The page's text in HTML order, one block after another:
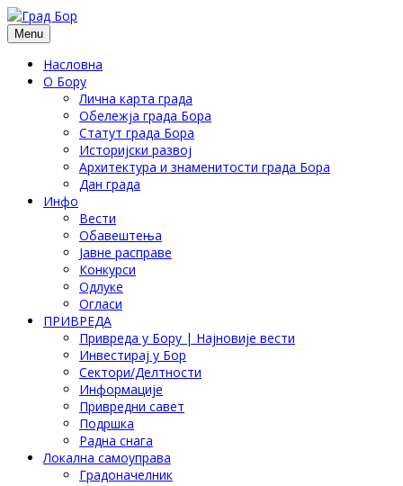
Menu
Насловна
О Бору
Лична карта града
Обележја града Бора
Статут града Бора
Историјски развој
Архитектура и знаменитости града Бора
Дан града
Инфо
Вести
Обавештења
Јавне расправе
Конкурси
Одлуке
Огласи
ПРИВРЕДА
Привреда у Бору | Најновије вести
Инвестирај у Бор
Сектори/Делтности
Информације
Привредни савет
Подршка
Радна снага
Локална самоуправа
Градоначелник